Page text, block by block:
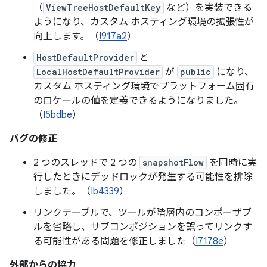
（ ViewTreeHostDefaultKey など）を実装できる
ようになり、カスタム ホスティング環境の拡張性が
向上します。（I917a2）
HostDefaultProvider と
LocalHostDefaultProvider が public
になり、
カスタム ホスティング環境でプラットフォーム固有
のロケールの値を定義できるようになりました。
（I5bdbe）
バグの修正
2 つのスレッドで 2 つの snapshotFlow を同時に実
行したときにデッドロックが発生する可能性を排除
しました。（Ib4339）
リンクテーブルで、ツールが階層内のコンポーザブ
ルを省略し、サブコンポジションを誤ってリンクす
る可能性がある問題を修正しました（I7178e）